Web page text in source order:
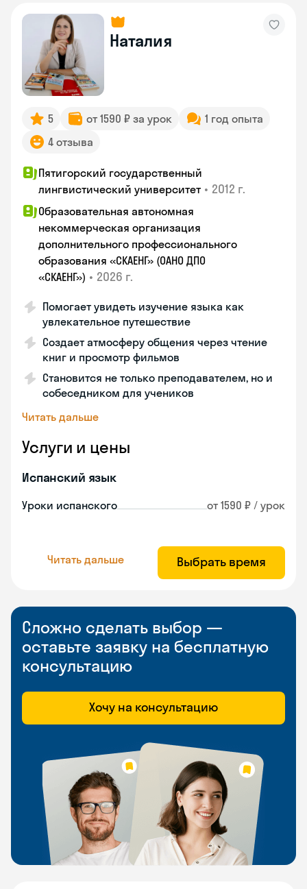
Наталия
5 от 1590 ₽ за урок
1 год опыта
4 отзыва
Пятигорский государственный
лингвистический университет • 2012 г.
Образовательная автономная
некоммерческая организация
дополнительного профессионального
образования «СКАЕНГ» (ОАНО ДПО
«СКАЕНГ») • 2026 г.
Помогает увидеть изучение языка как
увлекательное путешествие
Создает атмосферу общения через чтение
книг и просмотр фильмов
Становится не только преподавателем, но и
собеседником для учеников
Читать дальше
Услуги и цены
Испанский язык
Уроки испанского от 1590 ₽ / урок
Читать дальше Выбрать время
Сложно сделать выбор —
оставьте заявку на бесплатную
консультацию
Хочу на консультацию